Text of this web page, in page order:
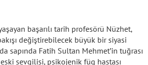
başarılı tarih profesörü Nüzhet,
değiştirebilecek büyük bir siyasi
sapında Fatih Sultan Mehmet’in tuğrası
sevgilisi, psikojenik füg hastası